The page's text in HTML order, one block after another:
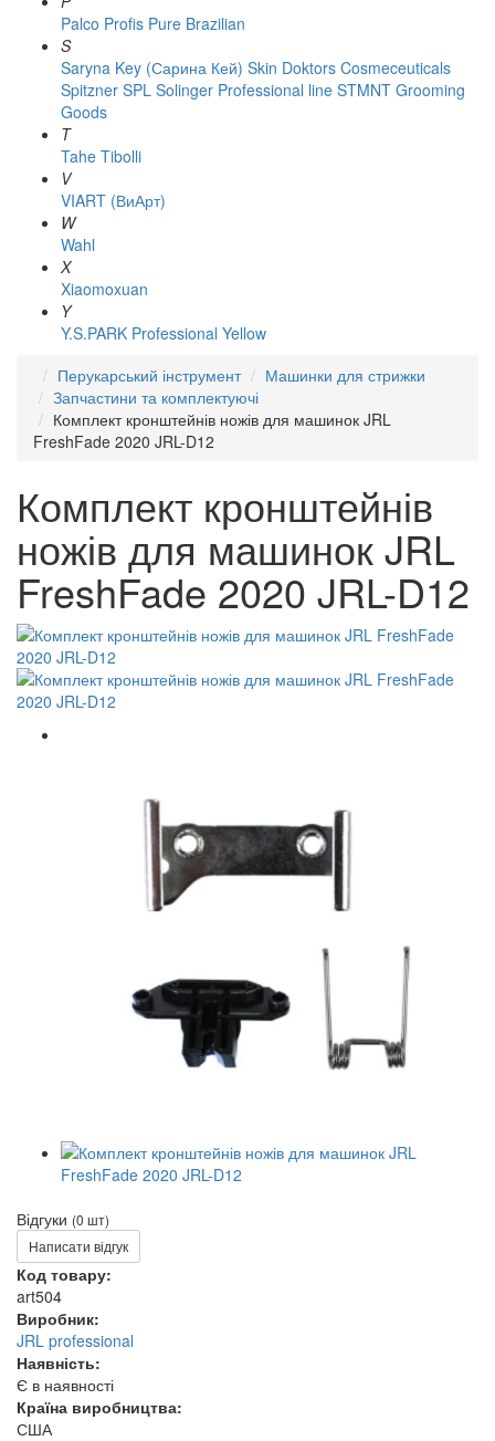
Palco Profis Pure Brazilian
S
Saryna Key (Сарина Кей) Skin Doktors Cosmeceuticals
Spitzner SPL Solinger Professional line STMNT Grooming
Goods
T
Tahe Tibolli
V
VIART (ВиАрт)
W
Wahl
X
Xiaomoxuan
Y
Y.S.PARK Professional Yellow
Перукарський інструмент
Машинки для стрижки
Запчастини та комплектуючі
Комплект кронштейнів ножів для машинок JRL
FreshFade 2020 JRL-D12
Комплект кронштейнів
ножів для машинок JRL
FreshFade 2020 JRL-D12
Відгуки (0 шт)
Написати відгук
Код товару:
art504
Виробник:
JRL professional
Наявність:
Є в наявності
Країна виробництва:
США